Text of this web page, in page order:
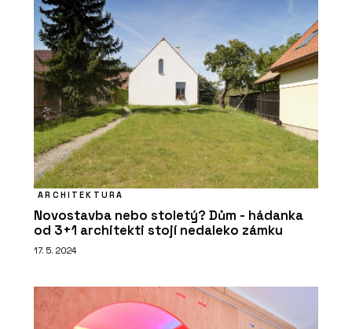
ARCHITEKTURA
Novostavba nebo stoletý? Dům - hádanka
od 3+1 architekti stojí nedaleko zámku
17. 5. 2024